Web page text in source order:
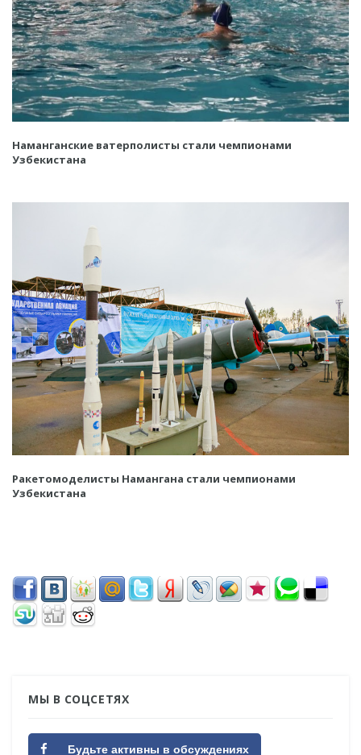
Наманганские ватерполисты стали чемпионами
Узбекистана
Ракетомоделисты Намангана стали чемпионами
Узбекистана
МЫ В СОЦСЕТЯХ
Будьте активны в обсуждениях